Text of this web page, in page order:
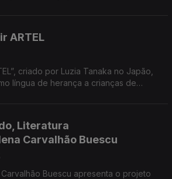
ARTEL
criado por Luzia Tanaka no Japão,
língua de herança a crianças de
Literatura
Carvalhão Buescu
Buescu apresenta o projeto